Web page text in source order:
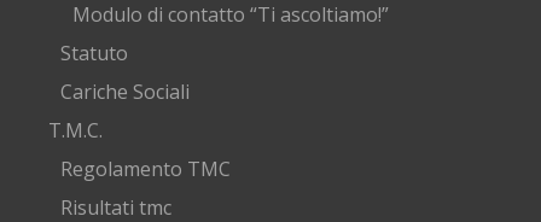
Modulo di contatto “Ti ascoltiamo!”
Statuto
Cariche Sociali
T.M.C.
Regolamento TMC
Risultati tmc